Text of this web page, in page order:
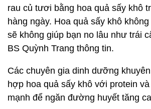
rau củ tươi bằng hoa quả sấy khô
hàng ngày. Hoa quả sấy khô
sẽ không giúp bạn no lâu như trái
BS Quỳnh Trang thông tin.
Các chuyên gia dinh dưỡng
hợp hoa quả sấy khô với protein
mạnh để ngăn đường huyết tăng